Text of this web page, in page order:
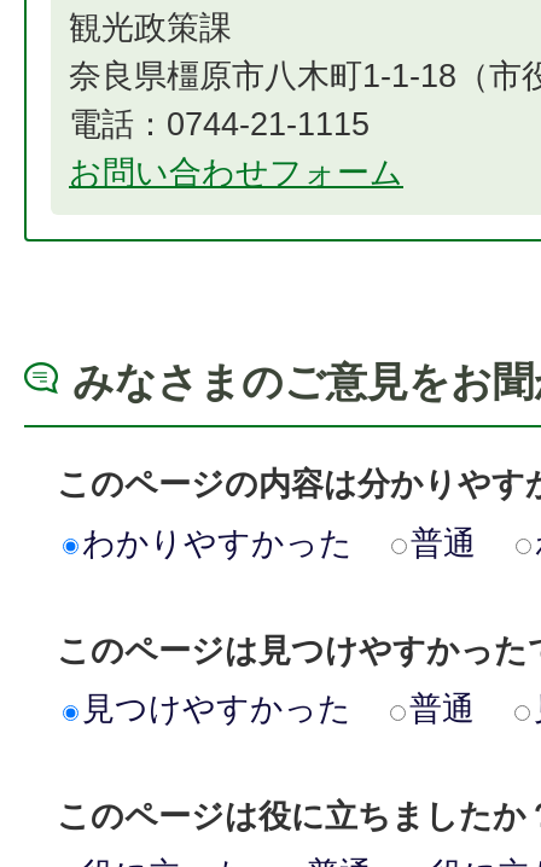
観光政策課
奈良県橿原市八木町1-1-18（市
電話：0744-21-1115
お問い合わせフォーム
みなさまのご意見をお
このページの内容は分かりやす
わかりやすかった
普通
このページは見つけやすかった
見つけやすかった
普通
このページは役に立ちましたか